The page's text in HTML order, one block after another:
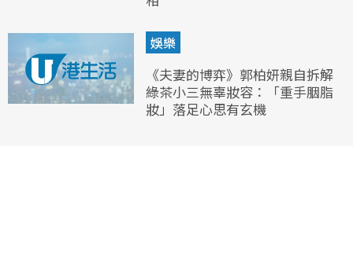
娛樂
《夫妻的博弈》郭柏妍親自拆解
綠茶小三無辜妝容：「重手胭脂
妝」落足心思有玄機